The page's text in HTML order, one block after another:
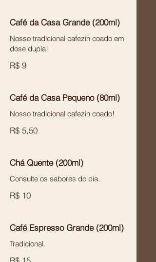
Café da Casa Grande (200ml)
Nosso tradicional cafezin coado em
dose dupla!
R$ 9
Café da Casa Pequeno (80ml)
Nosso tradicional cafezin coado!
R$ 5,50
Chá Quente (200ml)
Consulte os sabores do dia.
R$ 10
Café Espresso Grande (200ml)
Tradicional.